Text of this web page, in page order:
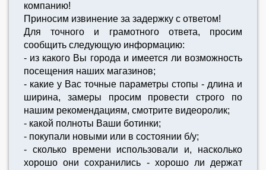
компанию!
Приносим извинение за задержку с ответом!
Для точного и грамотного ответа, просим
сообщить следующую информацию:
- из какого Вы города и имеется ли возможность
посещения наших магазинов;
- какие у Вас точные параметры стопы - длина и
ширина, замеры просим провести строго по
нашим рекомендациям, смотрите видеоролик;
- какой полноты Ваши ботинки;
- покупали новыми или в состоянии б/у;
- сколько времени использовали и, насколько
хорошо они сохранились - хорошо ли держат